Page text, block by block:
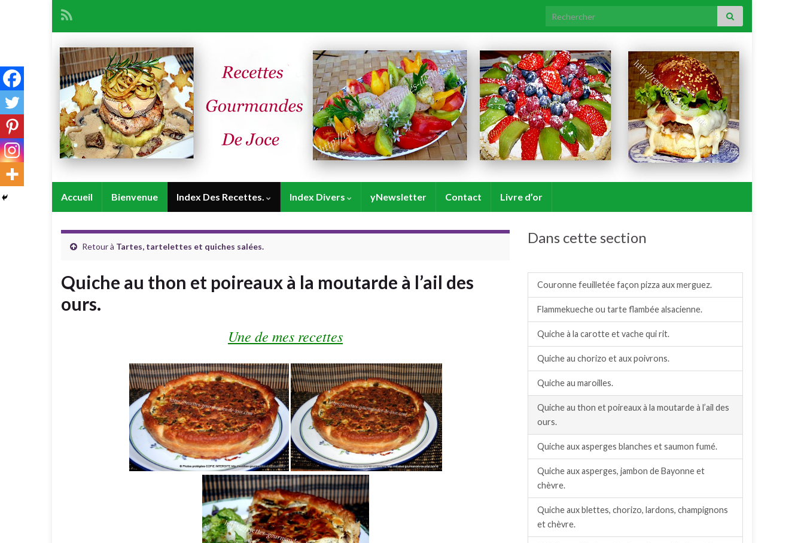
Search for:
Accueil Bienvenue Index Des Recettes. Index Divers yNewsletter Contact Livre d’or
Retour à Tartes, tartelettes et quiches salées.
Quiche au thon et poireaux à la moutarde à l’ail des
ours.
Une de mes recettes
Dans cette section
Couronne feuilletée façon pizza aux merguez.
Flammekueche ou tarte flambée alsacienne.
Quiche à la carotte et vache qui rit.
Quiche au chorizo et aux poivrons.
Quiche au maroilles.
Quiche au thon et poireaux à la moutarde à l’ail des
ours.
Quiche aux asperges blanches et saumon fumé.
Quiche aux asperges, jambon de Bayonne et
chèvre.
Quiche aux blettes, chorizo, lardons, champignons
et chèvre.